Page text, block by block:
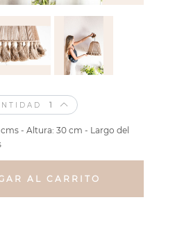
- Altura: 30 cm - Largo del
AL CARRITO